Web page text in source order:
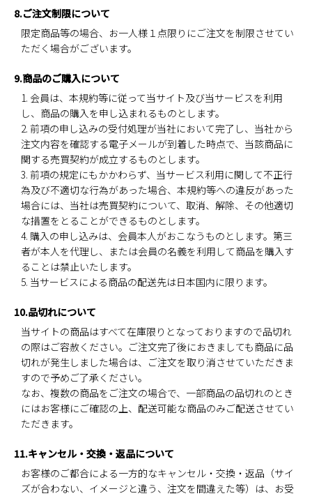
8.ご注文制限について
限定商品等の場合、お一人様１点限りにご注文を制限させてい
ただく場合がございます。
9.商品のご購入について
1. 会員は、本規約等に従って当サイト及び当サービスを利用
し、商品の購入を申し込まれるものとします。
2. 前項の申し込みの受付処理が当社において完了し、当社から
注文内容を確認する電子メールが到着した時点で、当該商品に
関する売買契約が成立するものとします。
3. 前項の規定にもかかわらず、当サービス利用に関して不正行
為及び不適切な行為があった場合、本規約等への違反があった
場合には、当社は売買契約について、取消、解除、その他適切
な措置をとることができるものとします。
4. 購入の申し込みは、会員本人がおこなうものとします。第三
者が本人を代理し、または会員の名義を利用して商品を購入す
ることは禁止いたします。
5. 当サービスによる商品の配送先は日本国内に限ります。
10.品切れについて
当サイトの商品はすべて在庫限りとなっておりますので品切れ
の際はご容赦ください。ご注文完了後におきましても商品に品
切れが発生しました場合は、ご注文を取り消させていただきま
すので予めご了承ください。
なお、複数の商品をご注文の場合で、一部商品の品切れのとき
にはお客様にご確認の上、配送可能な商品のみご配送させてい
ただきます。
11.キャンセル・交換・返品について
お客様のご都合による一方的なキャンセル・交換・返品（サイ
ズが合わない、イメージと違う、注文を間違えた等）は、お受